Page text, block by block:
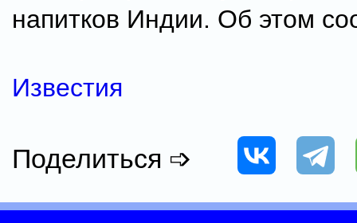
напитков Индии. Об этом
Известия
Поделиться ➩